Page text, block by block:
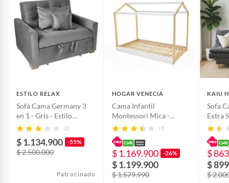
Tipo de estructura Espuma
Material del tapiz
Tamaño de la cama Infantil
ESTILO RELAX
Sofá Cama Germany 3
en 1 - Gris - Estilo
Relax®
(2)
$ 1.134.900 -55%
$ 2.500.000
Patrocinado
HOGAR VENECIA
Cama Infantil
Montessori Mica -
Mueble - Mueble
(7)
$ 1.169.900 -26%
$ 1.199.900
$ 1.579.990
KAIU
Sofa
Extra
Con
$
$
$